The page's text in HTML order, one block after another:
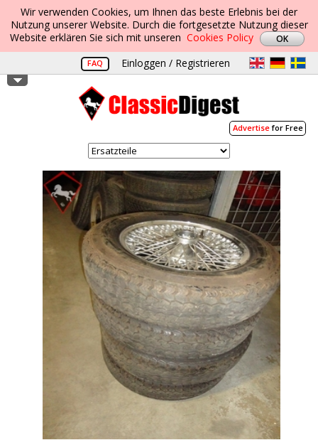
Wir verwenden Cookies, um Ihnen das beste Erlebnis bei der
Nutzung unserer Website. Durch die fortgesetzte Nutzung dieser
Website erklären Sie sich mit unseren Cookies Policy
FAQ Einloggen / Registrieren
Advertisefor Free